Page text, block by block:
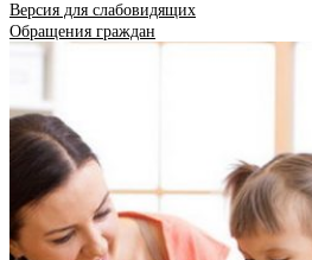
Версия для слабовидящих
Обращения граждан